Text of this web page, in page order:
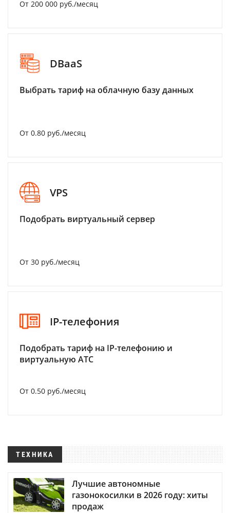
От 200 000 руб./месяц
DBaaS
Выбрать тариф на облачную базу данных
От 0.80 руб./месяц
VPS
Подобрать виртуальный сервер
От 30 руб./месяц
IP-телефония
Подобрать тариф на IP-телефонию и
виртуальную АТС
От 0.50 руб./месяц
ТЕХНИКА
Лучшие автономные
газонокосилки в 2026 году: хиты
продаж